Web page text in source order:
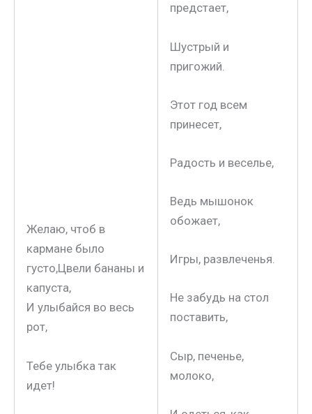
Желаю, чтоб в
кармане было
густо,Цвели бананы и
капуста,
И улыбайся во весь
рот,
Тебе улыбка так
идет!
предстает,
Шустрый и
пригожий.
Этот год всем
принесет,
Радость и веселье,
Ведь мышонок
обожает,
Игры, развлеченья.
Не забудь на стол
поставить,
Сыр, печенье,
молоко,